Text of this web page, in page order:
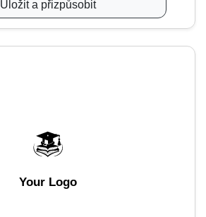
Uložit a přizpůsobit
Your Logo